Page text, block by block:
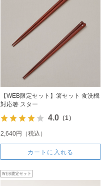
【WEB限定セット】箸セット 食洗機
対応箸 スター
4.0（1）
2,640円（税込）
カートに入れる